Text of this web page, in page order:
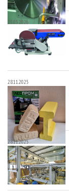
23.03.2026
28.11.2025
28.11.2025